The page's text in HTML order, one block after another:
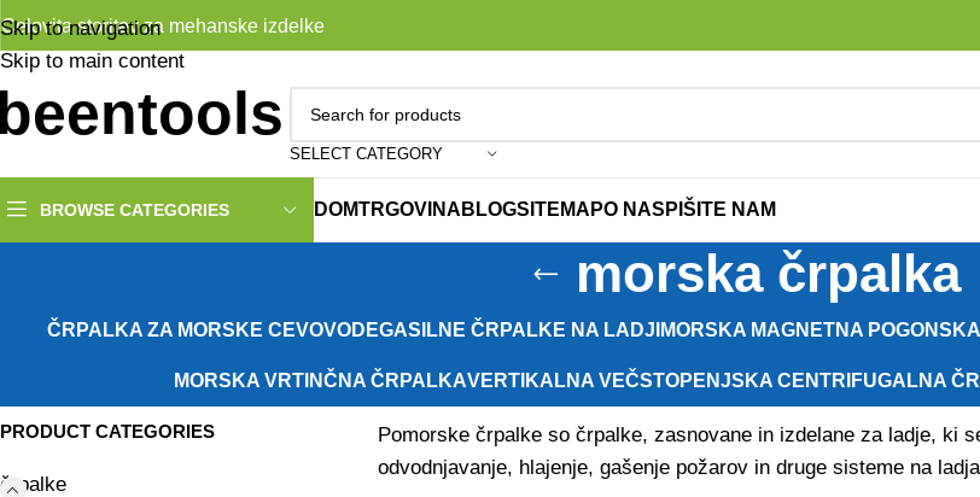
Skip to navigation
Skip to main content
Celovita storitev za mehanske izdelke
SELECT CATEGORY
BROWSE CATEGORIES DOMTRGOVINA BLOGSITEMAPO NAS PIŠITE NAM
morska črpalka
ČRPALKA ZA MORSKE CEVOVODEGASILNE ČRPALKE NA LADJI MORSKA MAGNETNA
MORSKA VRTINČNA ČRPALKAVERTIKALNA VEČSTOPENJSKA CENTRIFUGALNA
PRODUCT CATEGORIES
črpalke
Pomorske črpalke so črpalke, zasnovane in izdelane za ladje, ki
odvodnjavanje, hlajenje, gašenje požarov in druge sisteme na